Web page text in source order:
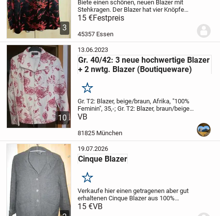
3
Biete einen schönen, neuen Blazer mit
Stehkragen. Der Blazer hat vier Knöpfe
und zwei Schubtaschen, Größe 38, Länge
70 cm.Ist nicht getragen hing nur im
Schrank.Firma White Label ( Rofa
Moden...
15 €Festpreis
45357 Essen
10
13.06.2023
Gr. 40/42: 3 neue hochwertige Blazer
+ 2 nwtg. Blazer (Boutiqueware)
Merken
Gr. T2: Blazer, beige/braun, Afrika, "100%
Feminin", 35,-; Gr. T2: Blazer, braun/beige
meliert, "100% Feminin", 25,-; Gr. 40/42:
weiß/blauen Blumen "le kiwi", neu, 29,-;...
VB
81825 München
19.07.2026
Cinque Blazer
Merken
Verkaufe hier einen getragenen aber gut
erhaltenen Cinque Blazer aus 100%
Schurwolle.
15 €VB